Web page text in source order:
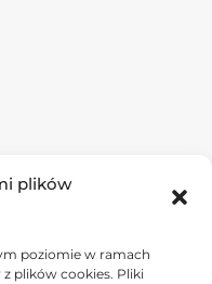
plików
poziomie w ramach
plików cookies. Pliki